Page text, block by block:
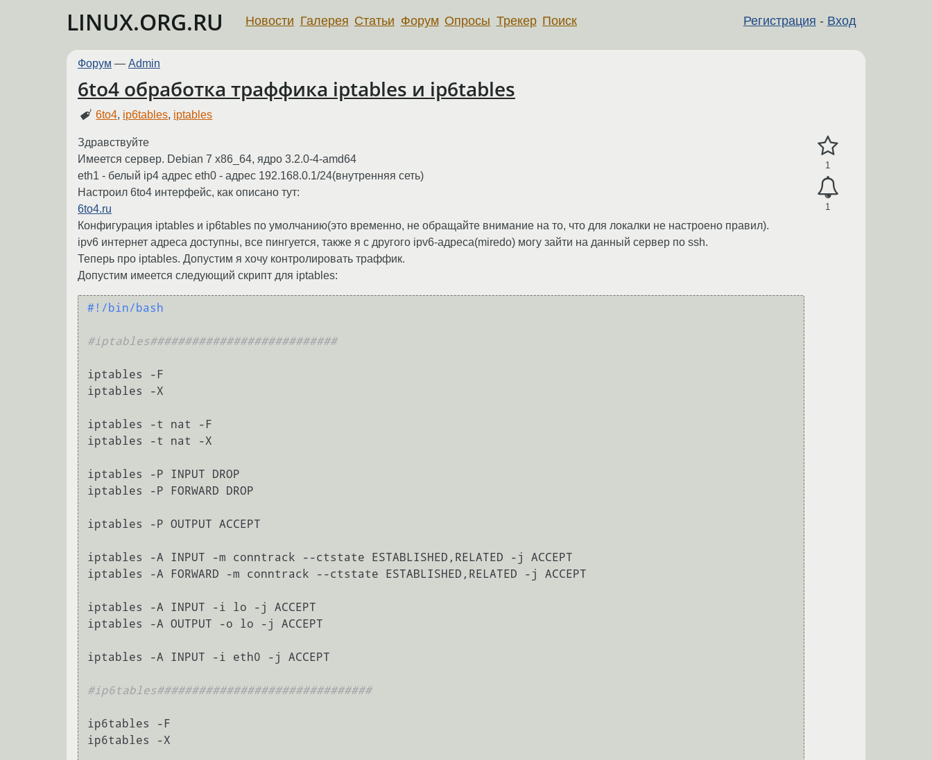
LINUX.ORG.RU Регистрация - Вход
Новости Галерея Статьи Форум Опросы Трекер Поиск
Форум — Admin
6to4 обработка траффика iptables и ip6tables
6to4, ip6tables, iptables
1
1
Здравствуйте
Имеется сервер. Debian 7 x86_64, ядро 3.2.0-4-amd64
eth1 - белый ip4 адрес eth0 - адрес 192.168.0.1/24(внутренняя сеть)
Настроил 6to4 интерфейс, как описано тут:
6to4.ru
Конфигурация iptables и ip6tables по умолчанию(это временно, не обращайте внимание на то, что для локалки не настроено правил).
ipv6 интернет адреса доступны, все пингуется, также я с другого ipv6-адреса(miredo) могу зайти на данный сервер по ssh.
Теперь про iptables. Допустим я хочу контролировать траффик.
Допустим имеется следующий скрипт для iptables:
#!/bin/bash
#iptables###########################
iptables -F
iptables -X
iptables -t nat -F
iptables -t nat -X
iptables -P INPUT DROP
iptables -P FORWARD DROP
iptables -P OUTPUT ACCEPT
iptables -A INPUT -m conntrack --ctstate ESTABLISHED,RELATED -j ACCEPT
iptables -A FORWARD -m conntrack --ctstate ESTABLISHED,RELATED -j ACCEPT
iptables -A INPUT -i lo -j ACCEPT
iptables -A OUTPUT -o lo -j ACCEPT
iptables -A INPUT -i eth0 -j ACCEPT
#ip6tables###############################
ip6tables -F
ip6tables -X